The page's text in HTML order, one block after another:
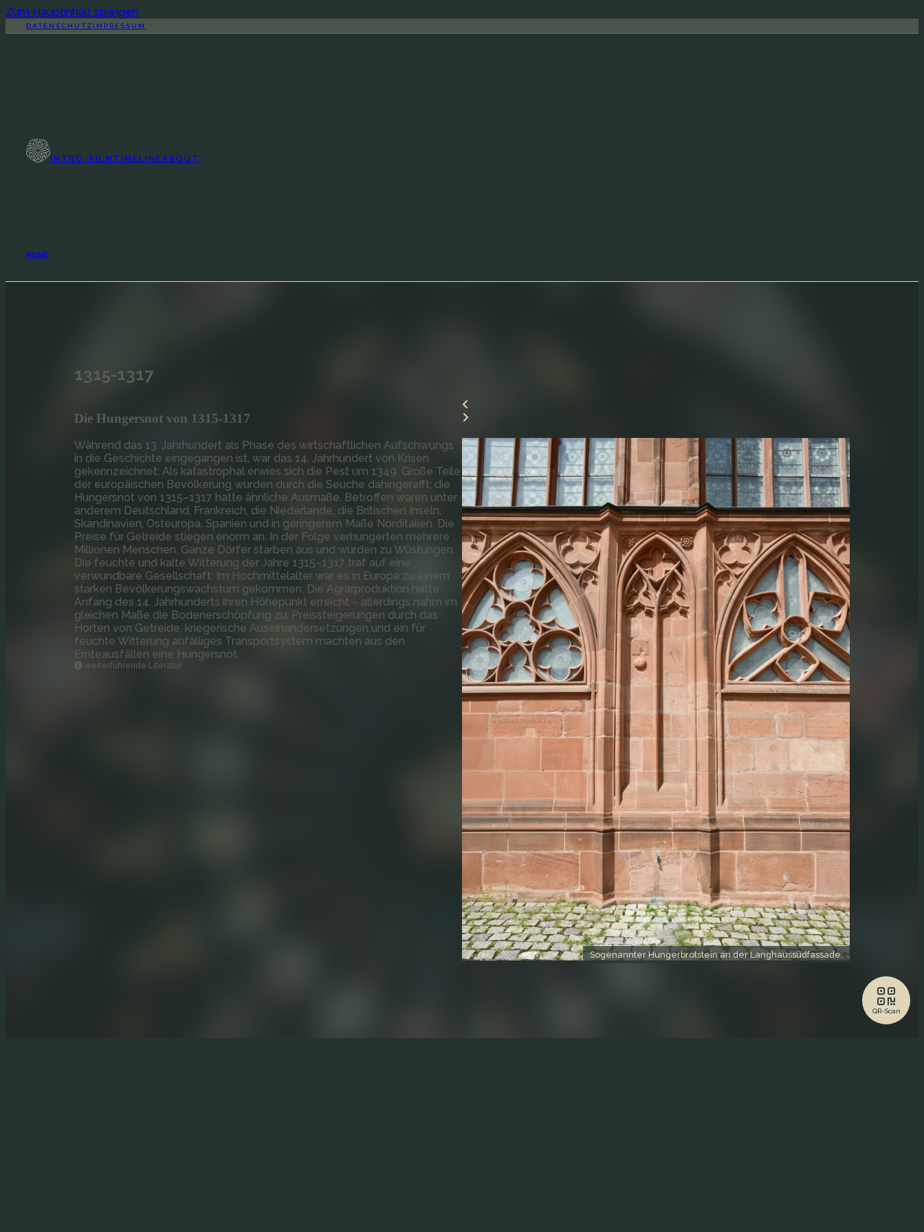
Zum Hauptinhalt springen
DATENSCHUTZIMPRESSUM
HOME
INTRO-FILM TIMELINEABOUT
QR-Scan
1315-1317
Die Hungersnot von 1315-1317
Während das 13. Jahrhundert als Phase des wirtschaftlichen Aufschwungs
in die Geschichte eingegangen ist, war das 14. Jahrhundert von Krisen
gekennzeichnet: Als katastrophal erwies sich die Pest um 1349. Große Teile
der europäischen Bevölkerung wurden durch die Seuche dahingerafft; die
Hungersnot von 1315–1317 hatte ähnliche Ausmaße. Betroffen waren unter
anderem Deutschland, Frankreich, die Niederlande, die Britischen Inseln,
Skandinavien, Osteuropa, Spanien und in geringerem Maße Norditalien. Die
Preise für Getreide stiegen enorm an. In der Folge verhungerten mehrere
Millionen Menschen. Ganze Dörfer starben aus und wurden zu Wüstungen.
Die feuchte und kalte Witterung der Jahre 1315–1317 traf auf eine
verwundbare Gesellschaft: Im Hochmittelalter war es in Europa zu einem
starken Bevölkerungswachstum gekommen. Die Agrarproduktion hatte
Anfang des 14. Jahrhunderts ihren Höhepunkt erreicht – allerdings nahm im
gleichen Maße die Bodenerschöpfung zu; Preissteigerungen durch das
Horten von Getreide, kriegerische Auseinandersetzungen und ein für
feuchte Witterung anfälliges Transportsystem machten aus den
Ernteausfällen eine Hungersnot.
weiterführende Literatur
Sogenannter Hungerbrotstein an der Langhaussüdfassade.